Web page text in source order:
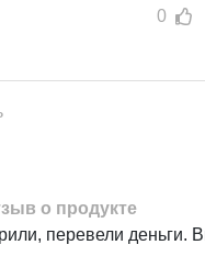
0
о продукте
перевели деньги.